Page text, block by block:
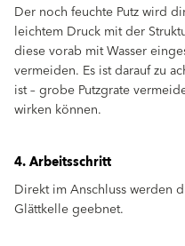
Der noch feuchte Putz wird
leichtem Druck mit der
diese vorab mit Wasser
vermeiden. Es ist darauf zu
ist – grobe Putzgrate
wirken können.
4. Arbeitsschritt
Direkt im Anschluss werden
Glättkelle geebnet.